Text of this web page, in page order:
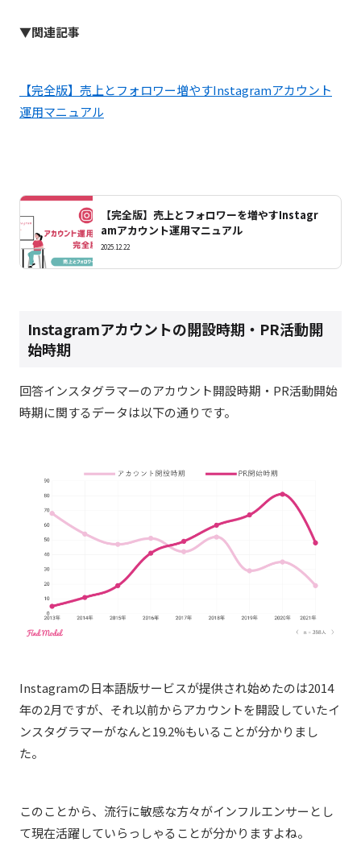
▼関連記事
【完全版】売上とフォロワー増やすInstagramアカウント
運用マニュアル
【完全版】売上とフォロワーを増やすInstagr
amアカウント運用マニュアル
2025.12.22
Instagramアカウントの開設時期 ・PR活動開
始時期
回答インスタグラマーのアカウント開設時期・PR活動開始
時期に関するデータは以下の通りです。
Instagramの日本語版サービスが提供され始めたのは2014
年の2月ですが、それ以前からアカウントを開設していたイ
ンスタグラマーがなんと19.2%もいることが分かりまし
た。
このことから、流行に敏感な方々がインフルエンサーとし
て現在活躍していらっしゃることが分かりますよね。